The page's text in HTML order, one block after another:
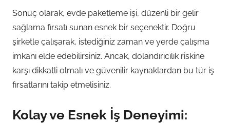
Sonuç olarak, evde paketleme işi, düzenli bir gelir
sağlama fırsatı sunan esnek bir seçenektir. Doğru
şirketle çalışarak, istediğiniz zaman ve yerde çalışma
imkanı elde edebilirsiniz. Ancak, dolandırıcılık riskine
karşı dikkatli olmalı ve güvenilir kaynaklardan bu tür iş
fırsatlarını takip etmelisiniz.
Kolay ve Esnek İş Deneyimi: